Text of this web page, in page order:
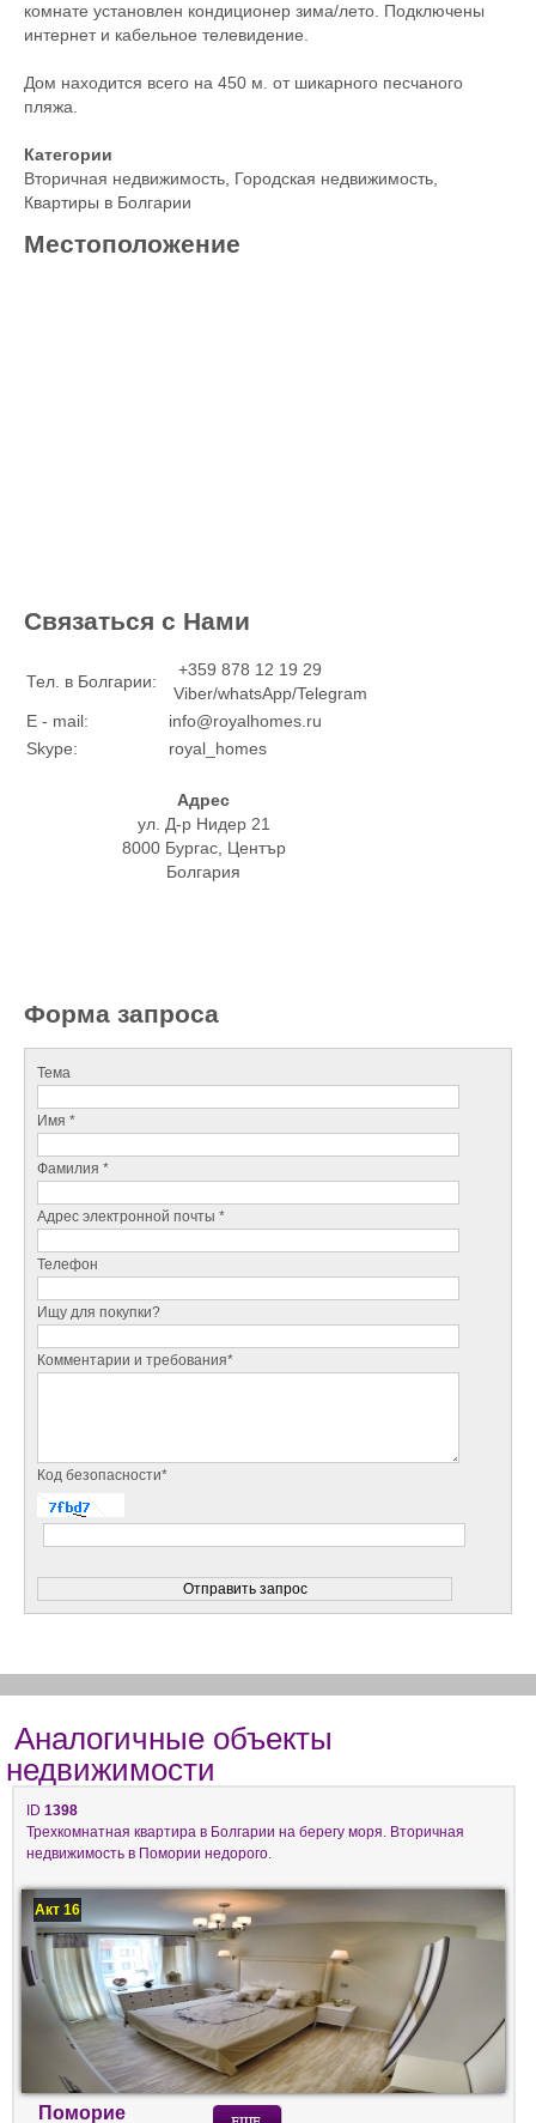
комнате установлен кондиционер зима/лето. Подключены
интернет и кабельное телевидение.
Дом находится всего на 450 м. от шикарного песчаного
пляжа.
Категории
Вторичная недвижимость, Городская недвижимость,
Квартиры в Болгарии
Местоположение
Связаться с Нами
Тел. в Болгарии:
+359 878 12 19 29
Viber/whatsApp/Telegram
E - mail:
info@royalhomes.ru
Skype:
royal_homes
Адрес
ул. Д-р Нидер 21
8000 Бургас, Център
Болгария
Форма запроса
Тема
Имя *
Фамилия *
Адрес электронной почты *
Телефон
Ищу для покупки?
Комментарии и требования*
Код безопасности*
Аналогичные объекты
недвижимости
ID 1398
Трехкомнатная квартира в Болгарии на берегу моря. Вторичная
недвижимость в Помории недорого.
Акт 16
Поморие